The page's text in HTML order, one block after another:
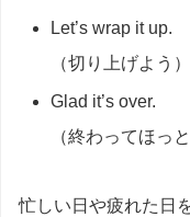
Let’s wrap it up.
（切り上げよう）
Glad it’s over.
（終わってほっ
忙しい日や疲れた日